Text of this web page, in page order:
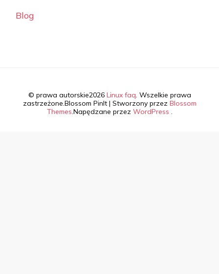
Blog
© prawa autorskie2026 Linux faq . Wszelkie prawa
zastrzeżone. Blossom PinIt | Stworzony przez Blossom
Themes .Napędzane przez WordPress